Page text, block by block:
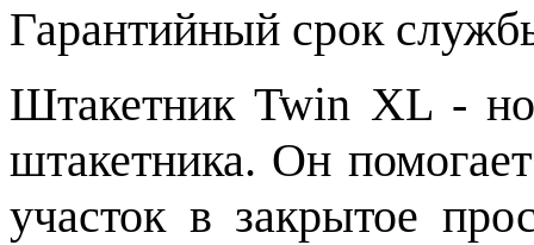
Гарантийный срок
Штакетник Twin XL -
штакетника. Он
участок в закрытое